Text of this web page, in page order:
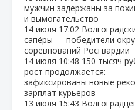
мужчин задержаны за
и вымогательство
14 июля 17:02
сапёры — победители
соревнований Росгвардии
14 июля 10:48 150 тысяч
рост продолжается:
зафиксированы новые
зарплат курьеров
13 июля 15:43